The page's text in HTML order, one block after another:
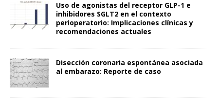
Uso de agonistas del receptor GLP-1 e
inhibidores SGLT2 en el contexto
perioperatorio: Implicaciones clínicas y
recomendaciones actuales
Disección coronaria espontánea asociada
al embarazo: Reporte de caso